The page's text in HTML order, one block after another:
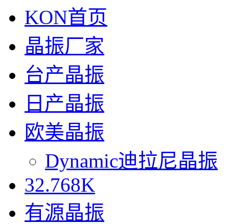
KON首页
晶振厂家
台产晶振
日产晶振
欧美晶振
Dynamic迪拉尼晶振
32.768K
有源晶振